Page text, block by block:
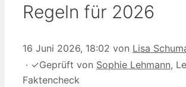
Regeln für 2026
16 Juni 2026, 18:02 von Lisa
· ✓Geprüft von Sophie Lehmann,
Faktencheck